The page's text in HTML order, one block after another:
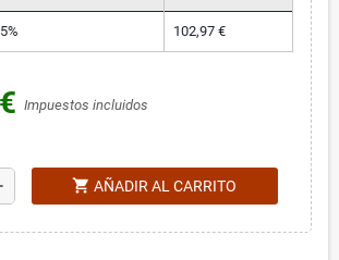
5% 102,97 €
Impuestos incluidos
shopping_cart AÑADIR AL CARRITO